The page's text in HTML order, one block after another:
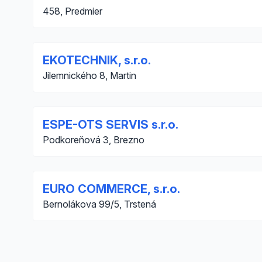
458, Predmier
EKOTECHNIK, s.r.o.
Jilemnického 8, Martin
ESPE-OTS SERVIS s.r.o.
Podkoreňová 3, Brezno
EURO COMMERCE, s.r.o.
Bernolákova 99/5, Trstená